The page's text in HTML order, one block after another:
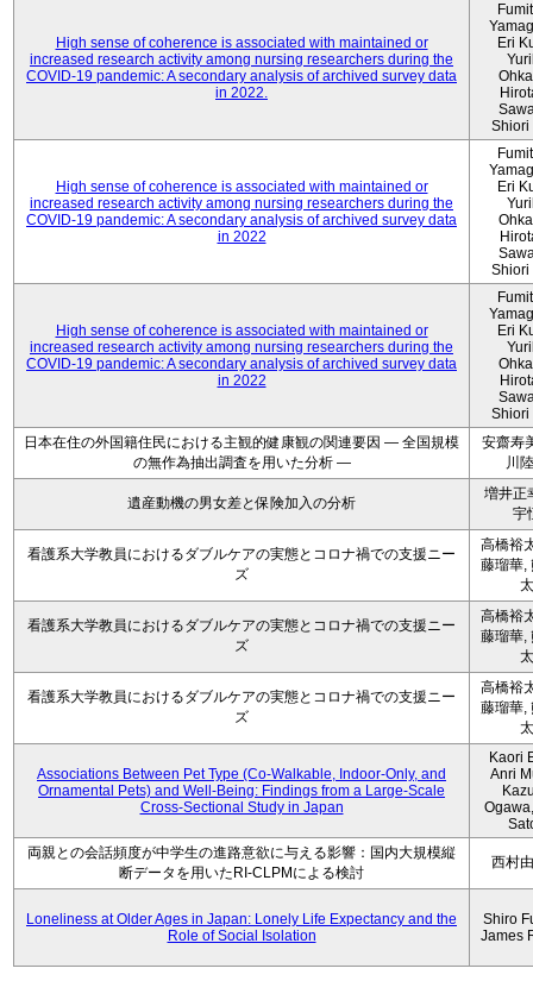
High sense of coherence is associated with maintained or
increased research activity among nursing researchers during the
COVID-19 pandemic: A secondary analysis of archived survey data
in 2022.
Eri
Shiori
High sense of coherence is associated with maintained or
increased research activity among nursing researchers during the
COVID-19 pandemic: A secondary analysis of archived survey data
in 2022
Eri
Shiori
High sense of coherence is associated with maintained or
increased research activity among nursing researchers during the
COVID-19 pandemic: A secondary analysis of archived survey data
in 2022
Eri
Shiori
日本在住の外国籍住民における主観的健康観の関連要因 ― 全国規模
の無作為抽出調査を用いた分析 ―
安齋寿
川
遺産動機の男女差と保険加入の分析
増井正
宇
看護系大学教員におけるダブルケアの実態とコロナ禍での支援ニー
ズ
高橋裕
藤瑠華,
太
看護系大学教員におけるダブルケアの実態とコロナ禍での支援ニー
ズ
高橋裕
藤瑠華,
太
看護系大学教員におけるダブルケアの実態とコロナ禍での支援ニー
ズ
高橋裕
藤瑠華,
太
Associations Between Pet Type (Co-Walkable, Indoor-Only, and
Ornamental Pets) and Well-Being: Findings from a Large-Scale
Cross-Sectional Study in Japan
Kaori
Anri
両親との会話頻度が中学生の進路意欲に与える影響：国内大規模縦
断データを用いたRI-CLPMによる検討
西村
Loneliness at Older Ages in Japan: Lonely Life Expectancy and the
Role of Social Isolation
Shiro
James